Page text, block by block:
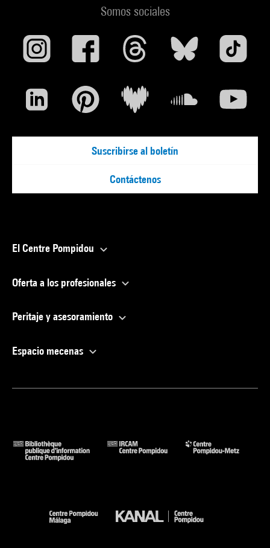
Somos sociales
Suscribirse al boletín
Contáctenos
El Centre Pompidou
Oferta a los profesionales
Peritaje y asesoramiento
Espacio mecenas